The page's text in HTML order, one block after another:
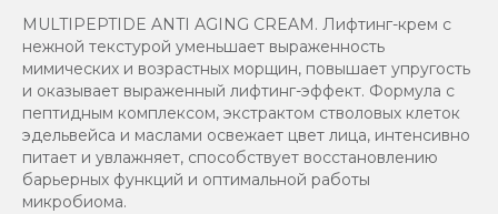
MULTIPEPTIDE ANTI AGING CREAM. Лифтинг-крем с
нежной текстурой уменьшает выраженность
мимических и возрастных морщин, повышает упругость
и оказывает выраженный лифтинг-эффект. Формула с
пептидным комплексом, экстрактом стволовых клеток
эдельвейса и маслами освежает цвет лица, интенсивно
питает и увлажняет, способствует восстановлению
барьерных функций и оптимальной работы
микробиома.